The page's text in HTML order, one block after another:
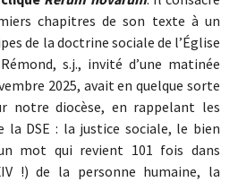
chapitres de son texte à un
de la doctrine sociale de l’Église
s.j., invité d’une matinée
2025, avait en quelque sorte
notre diocèse, en rappelant les
la DSE : la justice sociale, le bien
mot qui revient 101 fois dans
!) de la personne humaine, la